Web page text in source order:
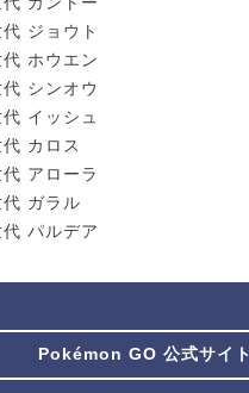
ジョウト
ホウエン
シンオウ
イッシュ
カロス
アローラ
ガラル
パルデア
Pokémon GO 公式サイト